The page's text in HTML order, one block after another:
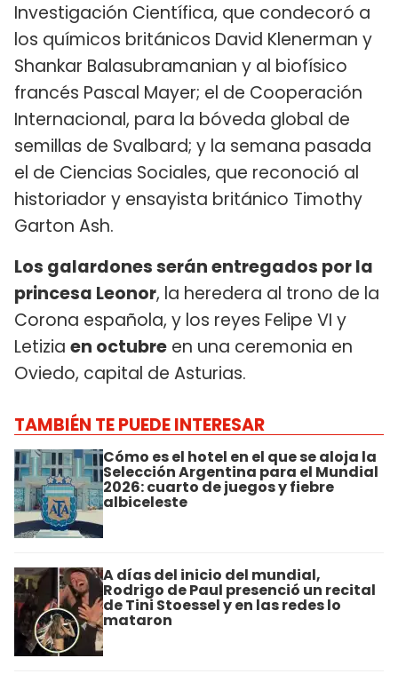
Investigación Científica, que condecoró a
los químicos británicos David Klenerman y
Shankar Balasubramanian y al biofísico
francés Pascal Mayer; el de Cooperación
Internacional, para la bóveda global de
semillas de Svalbard; y la semana pasada
el de Ciencias Sociales, que reconoció al
historiador y ensayista británico Timothy
Garton Ash.
Los galardones serán entregados por la
princesa Leonor, la heredera al trono de la
Corona española, y los reyes Felipe VI y
Letizia en octubre en una ceremonia en
Oviedo, capital de Asturias.
TAMBIÉN TE PUEDE INTERESAR
Cómo es el hotel en el que se aloja la
Selección Argentina para el Mundial
2026: cuarto de juegos y fiebre
albiceleste
A días del inicio del mundial,
Rodrigo de Paul presenció un recital
de Tini Stoessel y en las redes lo
mataron